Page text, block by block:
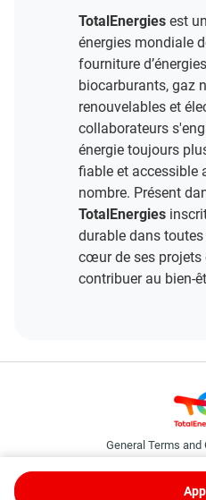
TotalEnergies est
énergies mondiale
fourniture
biocarburants, gaz
renouvelables et
collaborateurs
énergie toujours
fiable et accessible
nombre. Présent
TotalEnergies
durable dans
cœur de ses projets
contribuer au bien-
General Terms
TotalEnergies